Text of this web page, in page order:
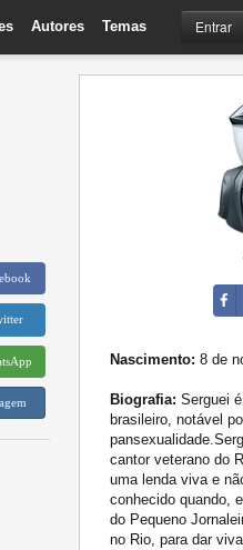
Autores Temas Entrar
Nascimento: 8 de
Biografia: Serguei
brasileiro, notável
cantor veterano do
uma lenda viva e
conhecido quando,
do Pequeno
no Rio, para dar